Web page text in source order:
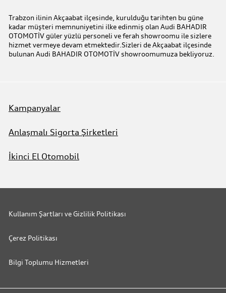
Audi Online Team
Benim Audim
Audi prime :plus
Trabzon ilinin Akçaabat ilçesinde, kurulduğu tarihten bu güne
kadar müşteri memnuniyetini ilke edinmiş olan Audi BAHADIR
OTOMOTİV güler yüzlü personeli ve ferah showroomu ile sizlere
hizmet vermeye devam etmektedir.Sizleri de Akçaabat ilçesinde
bulunan Audi BAHADIR OTOMOTİV showroomumuza bekliyoruz.
Kampanyalar
Anlaşmalı Sigorta Şirketleri
İkinci El Otomobil
Kullanım Şartları ve Gizlilik Politikası
Çerez Politikası
Bilgi Toplumu Hizmetleri